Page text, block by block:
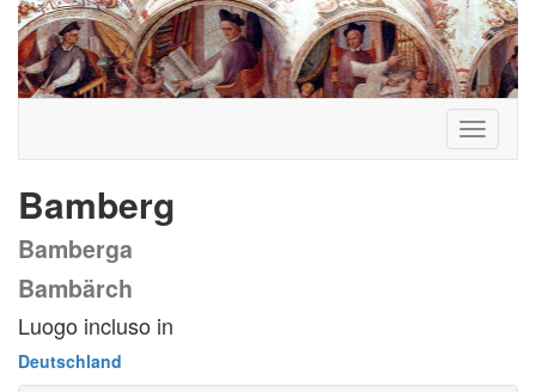
Toggle
Bamberg
Bamberga
Bambärch
Luogo incluso in
Deutschland